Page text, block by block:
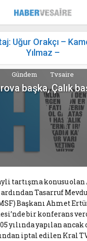
Uğur Orakçı –
Yılmaz –
Gündem Tvsaire
başka, Çalık
tartışma konusu olan
Tasarruf
Başkanı Ahmet
bir konferans
yılında yapılan ancak
iptal edilen Kral